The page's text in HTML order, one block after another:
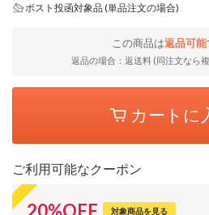
ポスト投函対象品 (単品注文の場合)
この商品は返品可能
返品の場合：返送料 (同注文なら
カートに
ご利用可能なクーポン
20%OFF 対象商品を見る